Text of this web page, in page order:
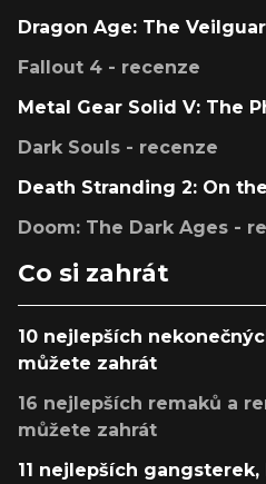
Dragon Age: The
Fallout 4 - recenze
Metal Gear Solid V: The
Dark Souls - recenze
Death Stranding 2: On
Doom: The Dark Ages -
Co si zahrát
10 nejlepších
můžete zahrát
16 nejlepších remaků a
můžete zahrát
11 nejlepších